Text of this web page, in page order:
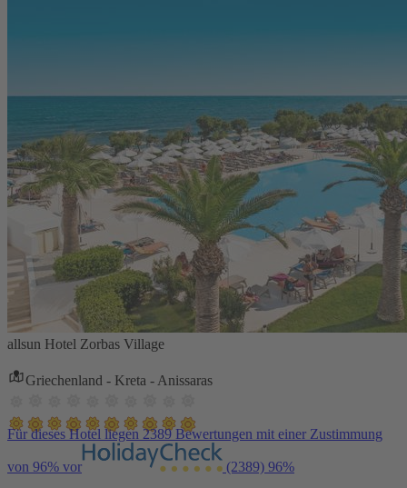
allsun Hotel Zorbas Village
Griechenland - Kreta - Anissaras
Für dieses Hotel liegen 2389 Bewertungen mit einer Zustimmung
von 96% vor (2389) 96%